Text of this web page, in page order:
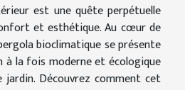
est une quête perpétuelle
et esthétique. Au cœur de
bioclimatique se présente
à la fois moderne et écologique
Découvrez comment cet